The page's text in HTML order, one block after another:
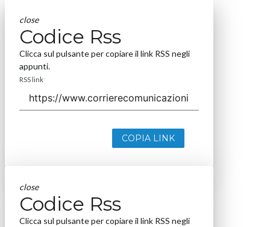
close
Codice Rss
Clicca sul pulsante per copiare il link RSS negli
appunti.
RSS link
COPIA LINK
close
Codice Rss
Clicca sul pulsante per copiare il link RSS negli